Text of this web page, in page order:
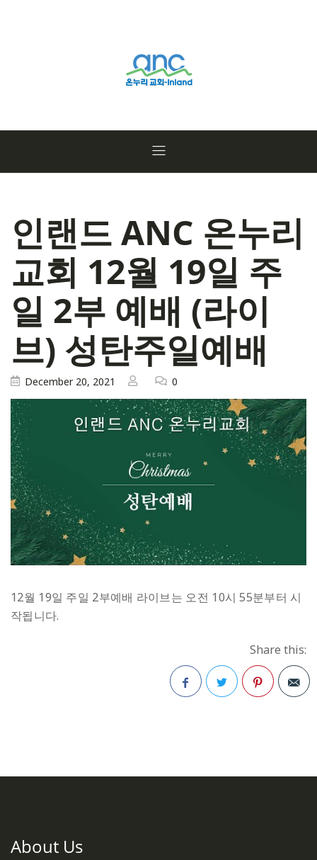
인랜드 ANC 온누리
교회 12월 19일 주
일 2부 예배 (라이
브) 성탄주일예배
December 20, 2021 0
12월 19일 주일 2부예배 라이브는 오전 10시 55분부터 시
작됩니다.
Share this:
About Us